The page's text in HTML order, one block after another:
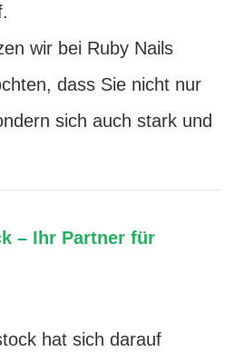
wir bei Ruby Nails
dass Sie nicht nur
sich auch stark und
– Ihr Partner für
hat sich darauf